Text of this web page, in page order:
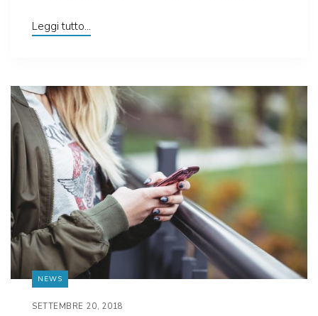
Leggi tutto...
NEWS
SETTEMBRE 20, 2018